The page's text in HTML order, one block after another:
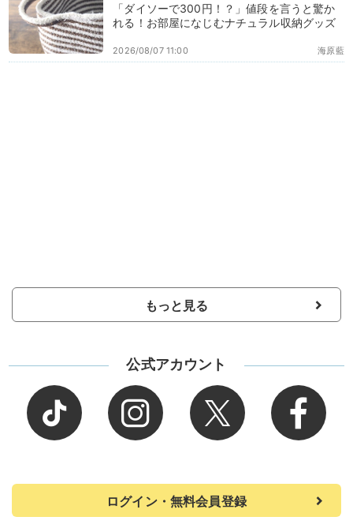
「ダイソーで300円！？」値段を言うと驚か
れる！お部屋になじむナチュラル収納グッズ
海原藍
2026/08/07 11:00
もっと見る
公式アカウント
ログイン・無料会員登録